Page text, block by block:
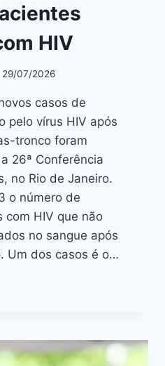
HIV
29/07/2026
casos de
pelo vírus HIV após
tronco foram
26ª Conferência
no Rio de Janeiro.
o número de
com HIV que não
no sangue após
Um dos casos é o…